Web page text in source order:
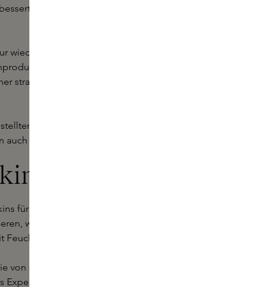
die Hautstruktur und stärkt
wiederherzustellen und zu
werden feine Linien
strafferen, ebenmäßigeren Haut
Seren, die alle darauf
zu verwandeln.
kaufen
für strahlende und gesunde
wie Vitamin A und
versorgt.
von schneller Lieferung,
Lassen Sie Ihre Haut mit